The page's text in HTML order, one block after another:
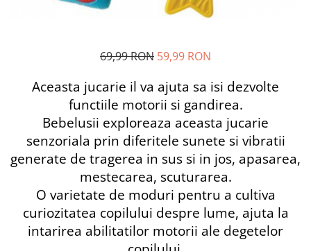
Atlase Enciclopedii
69,99 RON 59,99 RON
Aceasta jucarie il va ajuta sa isi dezvolte
functiile motorii si gandirea.
Bebelusii exploreaza aceasta jucarie
senzoriala prin diferitele sunete si vibratii
generate de tragerea in sus si in jos, apasarea,
mestecarea, scuturarea.
O varietate de moduri pentru a cultiva
curiozitatea copilului despre lume, ajuta la
intarirea abilitatilor motorii ale degetelor